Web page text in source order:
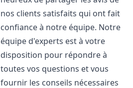
nos clients satisfaits qui ont fait
confiance à notre équipe. Notre
équipe d'experts est à votre
disposition pour répondre à
toutes vos questions et vous
fournir les conseils nécessaires